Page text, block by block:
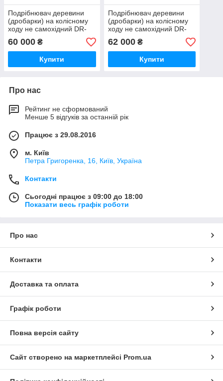
Подрібнювач деревини
(дробарки) на колісному
ходу не самохідний DR-
GS-15H
60 000 ₴
Купити
Подрібнювач деревини
(дробарки) на колісному
ходу не самохідний DR-
GS-150SH
62 000₴
Купити
Про нас
Рейтинг не сформований
Менше 5 відгуків за останній рік
Працює з 29.08.2016
м. Київ
Петра Григоренка, 16, Київ, Україна
Контакти
Сьогодні працює з 09:00 до 18:00
Показати весь графік роботи
Про нас
Контакти
Доставка та оплата
Графік роботи
Повна версія сайту
Сайт створено на маркетплейсі Prom.ua